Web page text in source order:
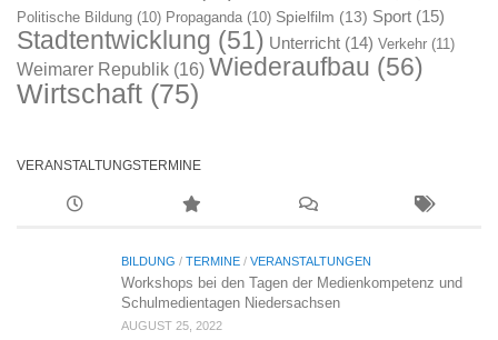
Politische Bildung (10) Propaganda (10) Spielfilm (13) Sport (15)
Stadtentwicklung (51) Unterricht (14) Verkehr (11)
Weimarer Republik (16) Wiederaufbau (56)
Wirtschaft (75)
VERANSTALTUNGSTERMINE
BILDUNG / TERMINE / VERANSTALTUNGEN
Workshops bei den Tagen der Medienkompetenz und
Schulmedientagen Niedersachsen
AUGUST 25, 2022